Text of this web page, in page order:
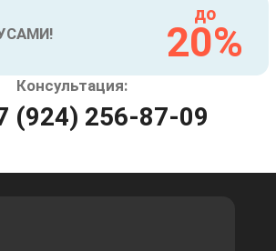
до
20%
Консультация:
(924) 256-87-09